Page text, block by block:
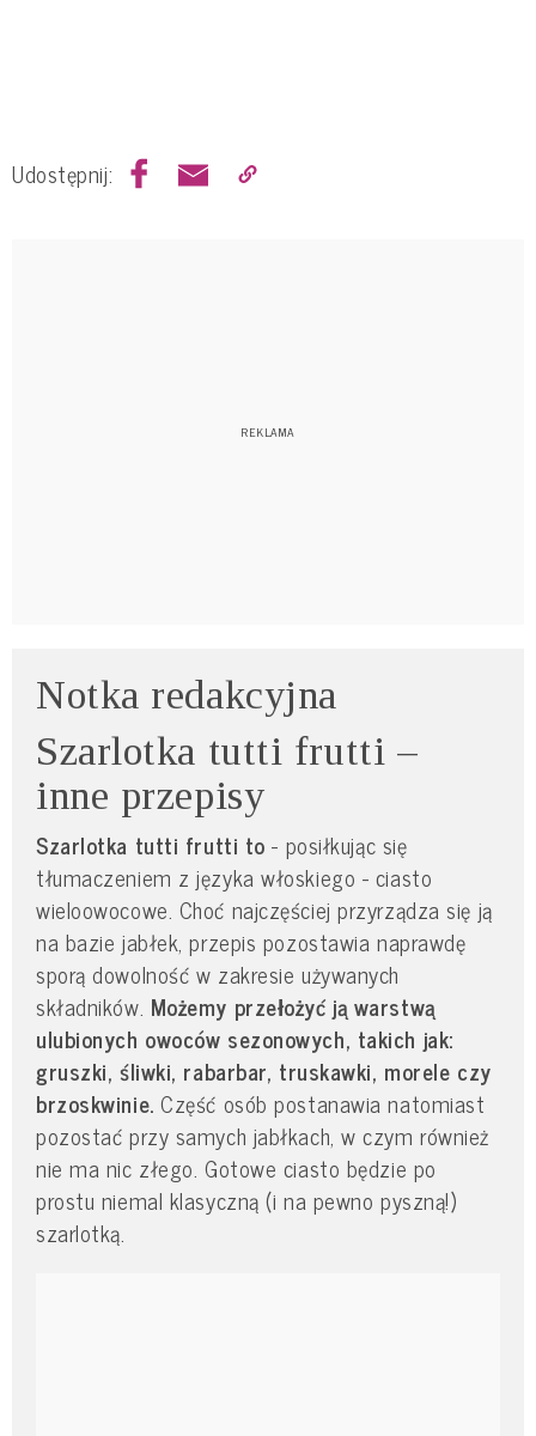
Udostępnij:
Notka redakcyjna
Szarlotka tutti frutti –
inne przepisy
Szarlotka tutti frutti to - posiłkując się
tłumaczeniem z języka włoskiego - ciasto
wieloowocowe. Choć najczęściej przyrządza się ją
na bazie jabłek, przepis pozostawia naprawdę
sporą dowolność w zakresie używanych
składników. Możemy przełożyć ją warstwą
ulubionych owoców sezonowych, takich jak:
gruszki, śliwki, rabarbar, truskawki, morele czy
brzoskwinie. Część osób postanawia natomiast
pozostać przy samych jabłkach, w czym również
nie ma nic złego. Gotowe ciasto będzie po
prostu niemal klasyczną (i na pewno pyszną!)
szarlotką.